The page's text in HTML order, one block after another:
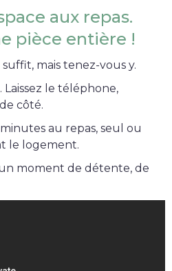
aux repas.
pièce entière !
mais tenez-vous y.
Laissez le téléphone,
côté.
au repas, seul ou
le logement.
moment de détente, de